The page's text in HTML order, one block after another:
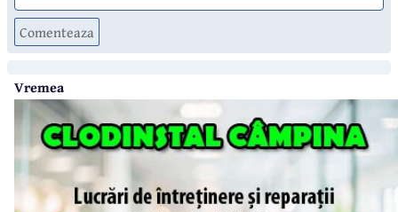
Comenteaza
Vremea